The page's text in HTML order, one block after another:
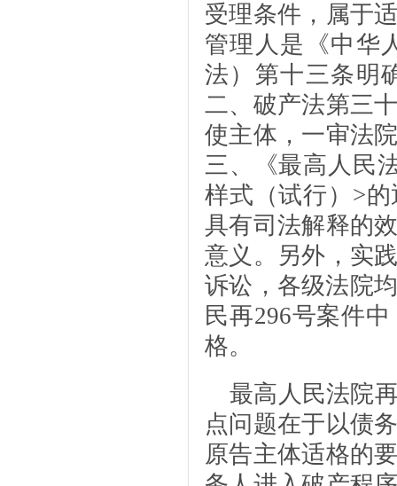
受理条件，属于
管理人是《中华
法）第十三条明
二、破产法第三
使主体，一审法
三、《最高人民
样式（试行）>
具有司法解释的
意义。另外，实
诉讼，各级法院
民再296号案件
格。
最高人民法院
点问题在于以债
原告主体适格的